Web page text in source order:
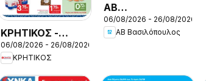
ΚΡΗΤΙΚΟΣ -
Προσφορές
06/08/2026 - 26/08/2026
ΚΡΗΤΙΚΟΣ
ΑΒ
Βασιλόπουλος -
Προσφορές vol.1
06/08/2026 - 26/08/2026
ΑΒ Βασιλόπουλος